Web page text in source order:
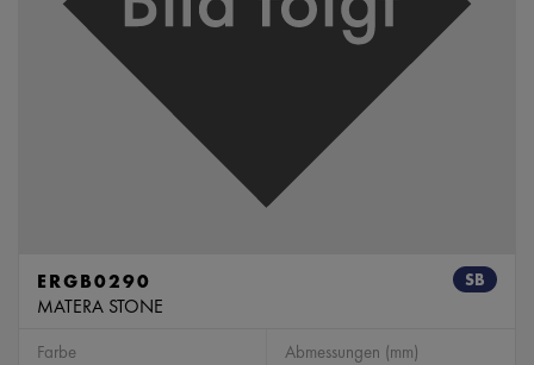
SB
ERGB0290
MATERA STONE
Farbe Abmessungen (mm)